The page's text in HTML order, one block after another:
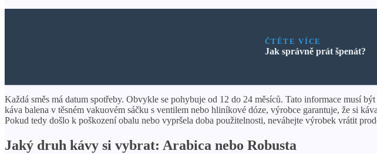
ČTĚTE VÍCE
Jak správně prát špenát?
Každá směs má datum spotřeby. Obvykle se pohybuje od 12 do 24 měsíců. Tato informace musí
káva balena v těsném vakuovém sáčku s ventilem nebo hliníkové dóze, výrobce garantuje, že si
Pokud tedy došlo k poškození obalu nebo vypršela doba použitelnosti, neváhejte výrobek vrátit
Jaký druh kávy si vybrat: Arabica nebo Robusta